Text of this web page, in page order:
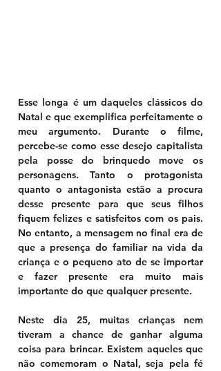
Esse longa é um daqueles clássicos do
Natal e que exemplifica perfeitamente o
meu argumento. Durante o filme,
percebe-se como esse desejo capitalista
pela posse do brinquedo move os
personagens. Tanto o protagonista
quanto o antagonista estão a procura
desse presente para que seus filhos
fiquem felizes e satisfeitos com os pais.
No entanto, a mensagem no final era de
que a presença do familiar na vida da
criança e o pequeno ato de se importar
e fazer presente era muito mais
importante do que qualquer presente.
Neste dia 25, muitas crianças nem
tiveram a chance de ganhar alguma
coisa para brincar. Existem aqueles que
não comemoram o Natal, seja pela fé